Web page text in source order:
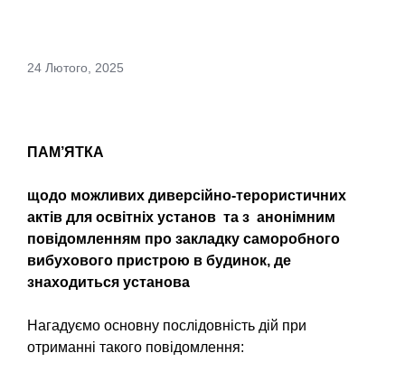
24 Лютого, 2025
ПАМ’ЯТКА
щодо можливих диверсійно-терористичних
актів для освітніх установ та з анонімним
повідомленням про закладку саморобного
вибухового пристрою в будинок, де
знаходиться установа
Нагадуємо основну послідовність дій при
отриманні такого повідомлення: